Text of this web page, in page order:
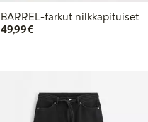
BARREL-farkut nilkkapituiset
49,99€49,99 €